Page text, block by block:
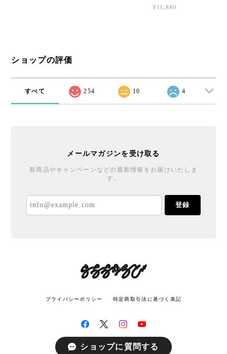
¥11,880
ショップの評価
すべて 254 10 4
メールマガジンを受け取る
新商品やキャンペーンなどの最新情報をお届けいたしま
す。
登録
プライバシーポリシー 特定商取引法に基づく表記
© LATITUDE All rights reserved.
ショップに質問する